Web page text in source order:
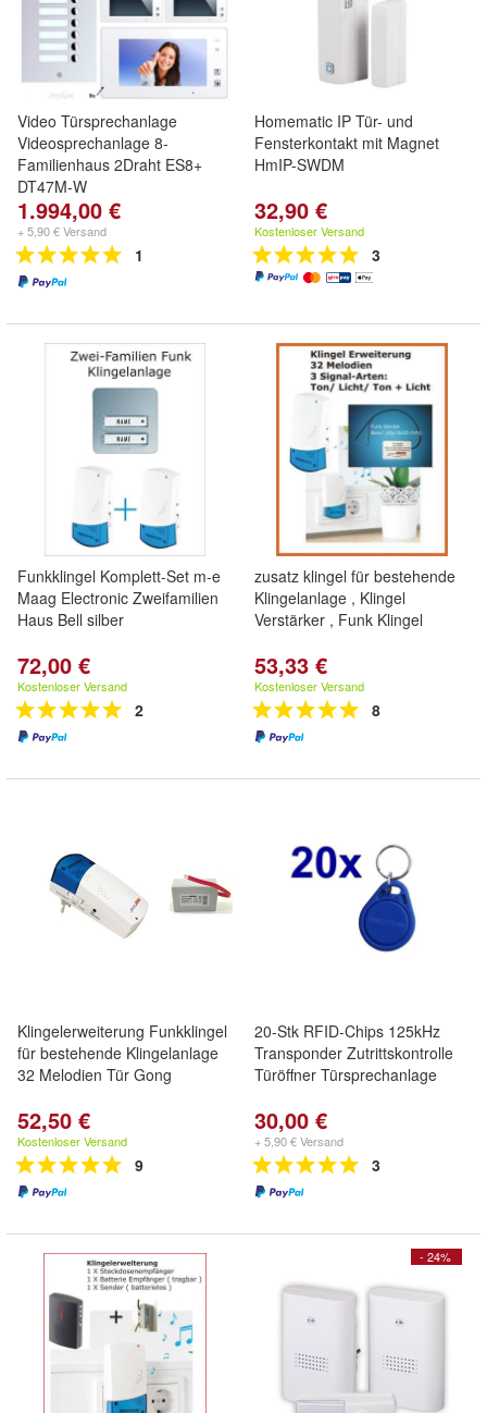
Video Türsprechanlage
Videosprechanlage 8-
Familienhaus 2Draht ES8+
DT47M-W
1.994,00 €
+ 5,90 € Versand
1
Homematic IP Tür- und
Fensterkontakt mit Magnet
HmIP-SWDM
32,90 €
Kostenloser Versand
3
Funkklingel Komplett-Set m-e
Maag Electronic Zweifamilien
Haus Bell silber
72,00 €
Kostenloser Versand
2
zusatz klingel für bestehende
Klingelanlage , Klingel
Verstärker , Funk Klingel
53,33 €
Kostenloser Versand
8
Klingelerweiterung Funkklingel
für bestehende Klingelanlage
32 Melodien Tür Gong
52,50 €
Kostenloser Versand
9
20-Stk RFID-Chips 125kHz
Transponder Zutrittskontrolle
Türöffner Türsprechanlage
30,00 €
+ 5,90 € Versand
3
- 24%